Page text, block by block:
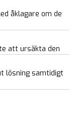
åklagare om de
att ursäkta den
lösning samtidigt